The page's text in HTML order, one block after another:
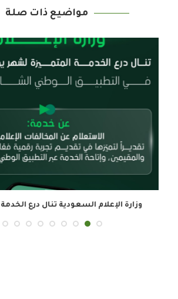
مواضيع ذات صلة
وزارة الإعلام السعودية تنال درع